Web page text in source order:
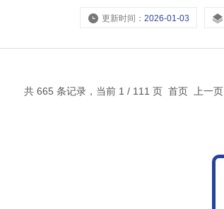
更新时间：2026-01-03
共 665 条记录，当前 1 / 111 页 首页 上一页